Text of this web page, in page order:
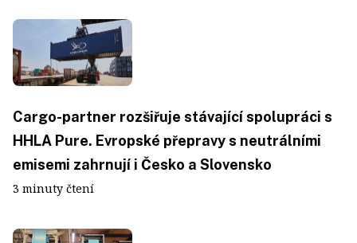
Cargo-partner rozšiřuje stávající spolupráci s
HHLA Pure. Evropské přepravy s neutrálními
emisemi zahrnují i Česko a Slovensko
3 minuty čtení